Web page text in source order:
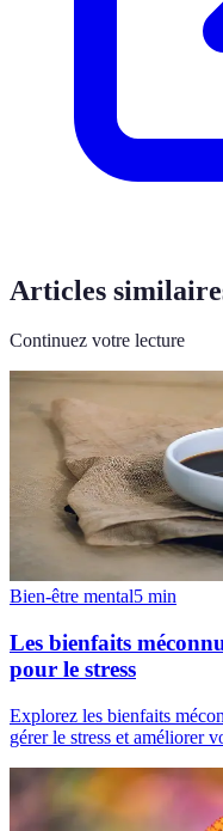
Articles
Continuez votre lecture
Bien-être mental5 min
Les bienfaits
pour le stress
Explorez les bienfaits
gérer le stress et améliorer